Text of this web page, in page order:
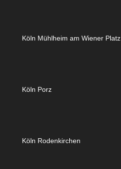
Köln Mühlheim am Wiener Platz
Köln Porz
Köln Rodenkirchen